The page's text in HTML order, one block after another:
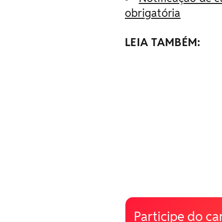
obrigatória
LEIA TAMBÉM:
Participe do